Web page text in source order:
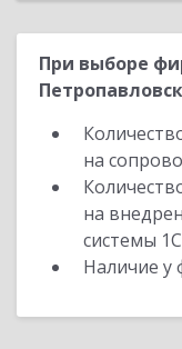
При выборе
на
на
системы
Наличие у